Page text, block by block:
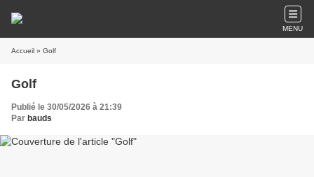
MENU
Accueil » Golf
Golf
Publié le 30/05/2026 à 21:39
Par bauds